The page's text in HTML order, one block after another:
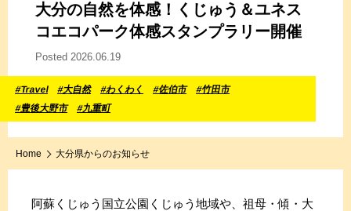
大分の自然を体感！くじゅう＆ユネス
コエコパーク体感スタンプラリー開催
Posted 2026.06.19
#Travel #大自然 #わくわく #佐伯市
#竹田市
#豊後大野市
#九重町
Home 大分県からのお知らせ
阿蘇くじゅう国立公園くじゅう地域や、祖母・傾・大